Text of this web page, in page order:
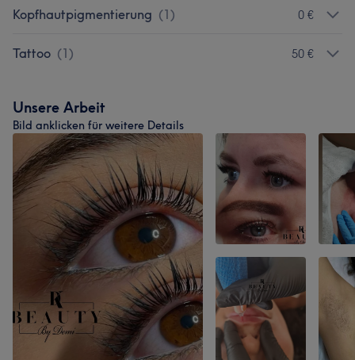
Kopfhautpigmentierung (1) 0 €
Tattoo (1) 50 €
Unsere Arbeit
Bild anklicken für weitere Details